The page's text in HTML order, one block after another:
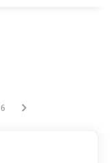
la page
sur la page
Vous êtes sur la page
6